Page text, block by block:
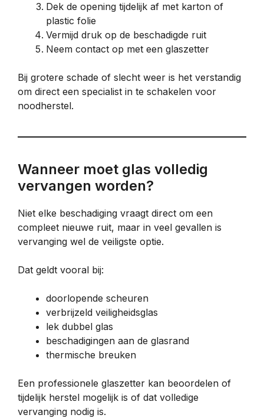
Dek de opening tijdelijk af met karton of
plastic folie
Vermijd druk op de beschadigde ruit
Neem contact op met een glaszetter
Bij grotere schade of slecht weer is het verstandig
om direct een specialist in te schakelen voor
noodherstel.
Wanneer moet glas volledig
vervangen worden?
Niet elke beschadiging vraagt direct om een
compleet nieuwe ruit, maar in veel gevallen is
vervanging wel de veiligste optie.
Dat geldt vooral bij:
doorlopende scheuren
verbrijzeld veiligheidsglas
lek dubbel glas
beschadigingen aan de glasrand
thermische breuken
Een professionele glaszetter kan beoordelen of
tijdelijk herstel mogelijk is of dat volledige
vervanging nodig is.